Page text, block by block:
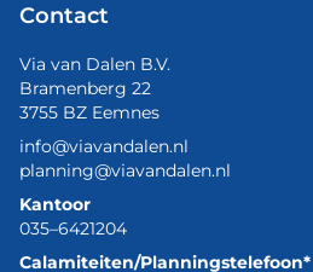
Contact
Via van Dalen B.V.
Bramenberg 22
3755 BZ Eemnes
info@viavandalen.nl
planning@viavandalen.nl
Kantoor
035–6421204
Calamiteiten/Planningstelefoon*